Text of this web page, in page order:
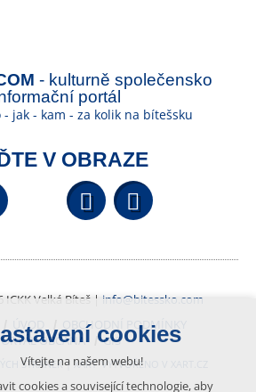
- kulturně společensko
portál
- jak - kam - za kolik na bítešsku
V OBRAZE
Facebook YouTube
Velká Bíteš | info@bitessko.com
ÚVOD
OBCHODNÍ PODMÍNKY
OBČANA
GIS
VYTVOŘENO V XART.CZ
cookies
Vítejte na našem webu!
cookies a související technologie, aby